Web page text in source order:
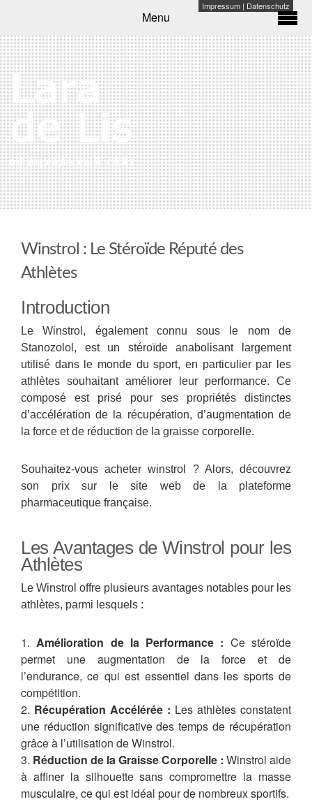
Impressum | Datenschutz
Menu
Winstrol : Le Stéroïde Réputé des
Athlètes
Introduction
Le Winstrol, également connu sous le nom de
Stanozolol, est un stéroïde anabolisant largement
utilisé dans le monde du sport, en particulier par les
athlètes souhaitant améliorer leur performance. Ce
composé est prisé pour ses propriétés distinctes
d’accélération de la récupération, d’augmentation de
la force et de réduction de la graisse corporelle.
Souhaitez-vous acheter winstrol ? Alors, découvrez
son prix sur le site web de la plateforme
pharmaceutique française.
Les Avantages de Winstrol pour les
Athlètes
Le Winstrol offre plusieurs avantages notables pour les
athlètes, parmi lesquels :
Amélioration de la Performance : Ce stéroïde
permet une augmentation de la force et de
l’endurance, ce qui est essentiel dans les sports de
compétition.
Récupération Accélérée : Les athlètes constatent
une réduction significative des temps de récupération
grâce à l’utilisation de Winstrol.
Réduction de la Graisse Corporelle : Winstrol aide
à affiner la silhouette sans compromettre la masse
musculaire, ce qui est idéal pour de nombreux sportifs.